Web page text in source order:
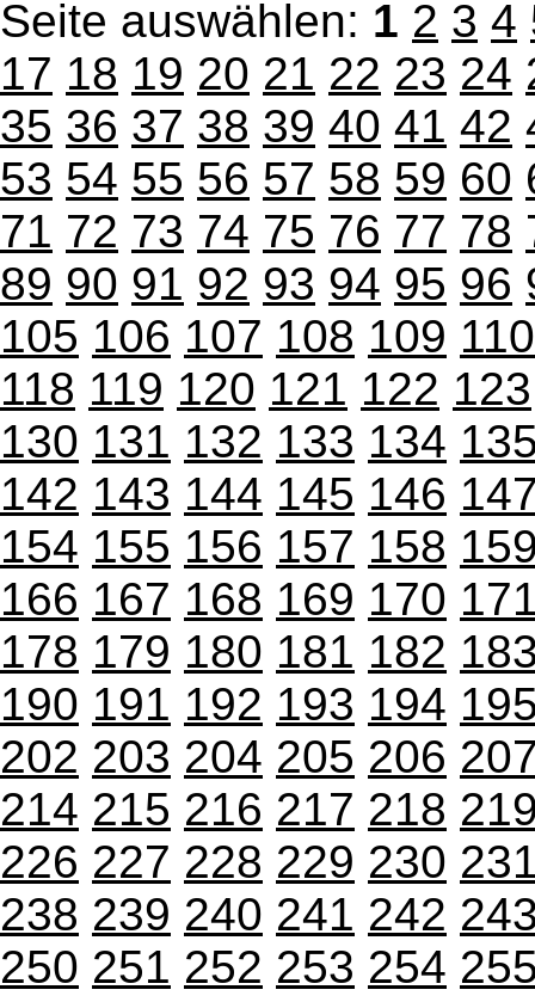
Seite auswählen: 1 2 3 4
17 18 19 20 21 22 23 24
35 36 37 38 39 40 41 42
53 54 55 56 57 58 59 60
71 72 73 74 75 76 77 78
89 90 91 92 93 94 95 96
105 106 107 108 109 110
118 119 120 121 122 123
130 131 132 133 134
142 143 144 145 146
154 155 156 157 158
166 167 168 169 170
178 179 180 181 182
190 191 192 193 194
202 203 204 205 206
214 215 216 217 218
226 227 228 229 230
238 239 240 241 242
250 251 252 253 254